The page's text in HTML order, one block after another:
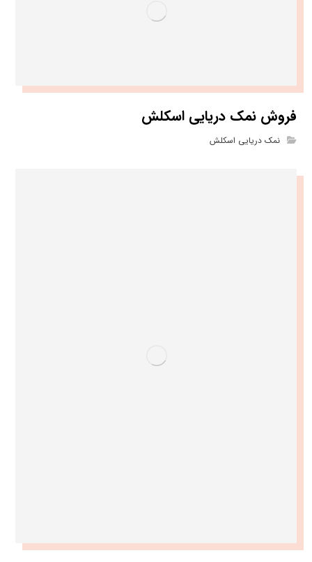
فروش نمک دریایی اسکلش
نمک دریایی اسکلش